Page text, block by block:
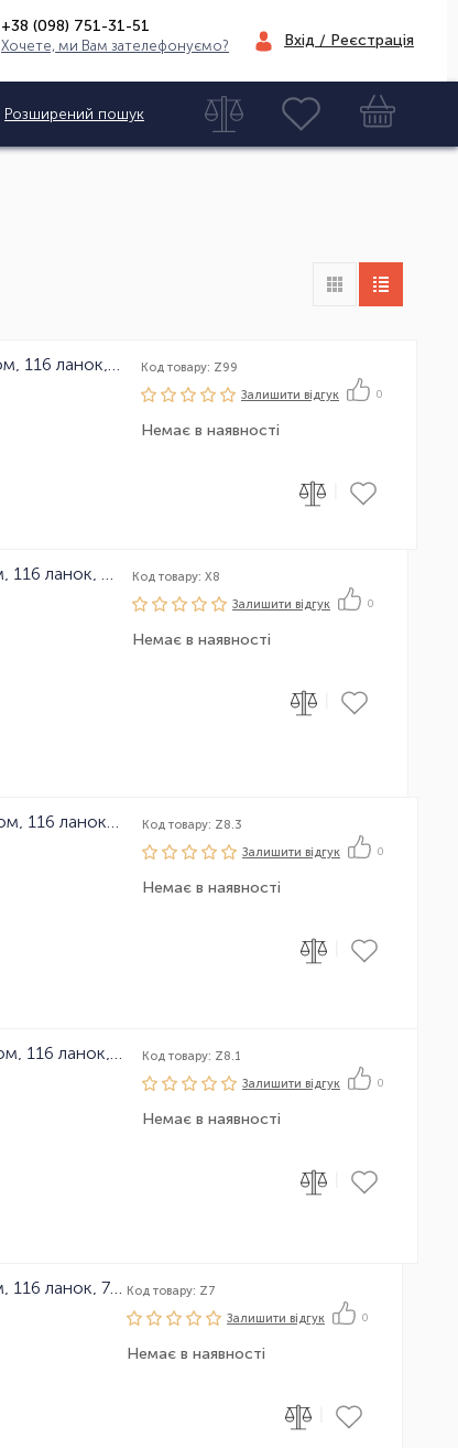
+38 (098) 751-31-51
Хочете, ми Вам зателефонуємо? Вхід / Реєстрація
Розширений пошук
Ланцюг велосипедний KMC Z99 з замком, 116 ланок, 9 зірок
Код товару: Z99
Залишити вiдгук
0
Немає в наявності
Ланцюг велосипедний KMC X8 з замком, 116 ланок, 8 зірок
Код товару: X8
Залишити вiдгук
0
Немає в наявності
Ланцюг велосипедний KMC Z8.3 з замком, 116 ланок, 8 зірок
Код товару: Z8.3
Залишити вiдгук
0
Немає в наявності
Ланцюг велосипедний KMC Z8.1 з замком, 116 ланок, 8 зірок
Код товару: Z8.1
Залишити вiдгук
0
Немає в наявності
Ланцюг велосипедний KMC Z7 з замком, 116 ланок, 7 зірок Код товару: Z7
Залишити вiдгук
0
Немає в наявності